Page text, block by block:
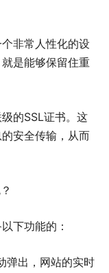
非常人性化的设
是能够保留住重
的SSL证书。这
安全传输，从而
下功能的：
弹出，网站的实时